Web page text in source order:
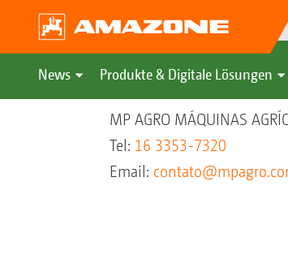
News Produkte & Digitale Lösungen
MP AGRO MÁQUINAS
Tel: 16 3353-7320
Email: